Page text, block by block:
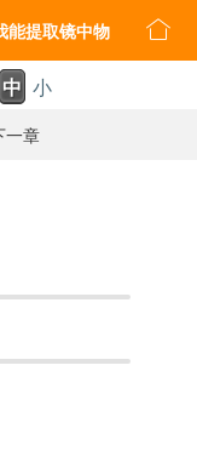
能提取镜中物 
中 小
一章